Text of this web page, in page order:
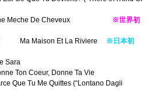
Meche De Cheveux ※世界初
Ma Maison Et La Riviere ※日本初
Coeur, Donne Ta Vie
Tu Me Quittes (“Lontano Dagli